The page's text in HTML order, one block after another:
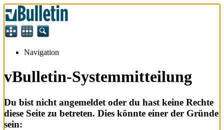
Navigation
vBulletin-Systemmitteilung
Du bist nicht angemeldet oder du hast keine Rechte
diese Seite zu betreten. Dies könnte einer der Gründe
sein: